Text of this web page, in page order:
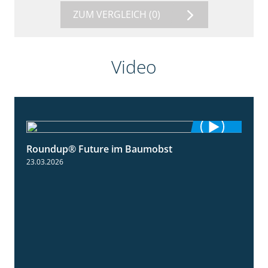
ZUM VERGLEICH (0)
Video
Roundup® Future im Baumobst
23.03.2026